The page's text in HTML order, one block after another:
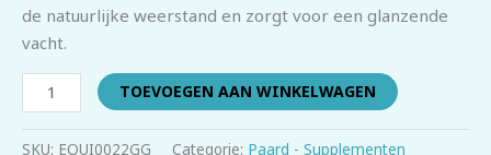
de natuurlijke weerstand en zorgt voor een glanzende
vacht.
TOEVOEGEN AAN WINKELWAGEN
SKU: EQUI0022GG Categorie: Paard - Supplementen